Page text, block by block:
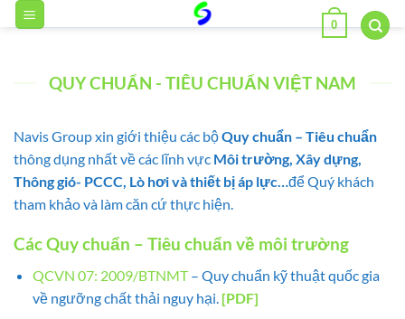
qua
0
QUY CHUẨN - TIÊU CHUẨN VIỆT NAM
Navis Group xin giới thiệu các bộQuy chuẩn – Tiêu chuẩn
thông dụng nhất về các lĩnh vực Môi trường, Xây dựng,
Thông gió- PCCC, Lò hơi và thiết bị áp lực… để Quý khách
tham khảo và làm căn cứ thực hiện.
Các Quy chuẩn – Tiêu chuẩn về môi trường
QCVN 07: 2009/BTNMT– Quy chuẩn kỹ thuật quốc gia
về ngưỡng chất thải nguy hại. [PDF]